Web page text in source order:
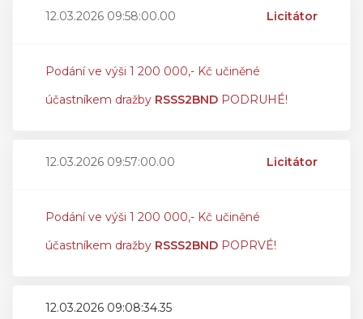
12.03.2026 09:58:00.00 Licitátor
Podání ve výši 1 200 000,- Kč učiněné
účastníkem dražby RSSS2BND PODRUHÉ!
12.03.2026 09:57:00.00 Licitátor
Podání ve výši 1 200 000,- Kč učiněné
účastníkem dražby RSSS2BND POPRVÉ!
12.03.2026 09:08:34.35